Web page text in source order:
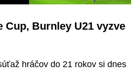
Cup, Burnley U21 vyzve
hráčov do 21 rokov si dnes